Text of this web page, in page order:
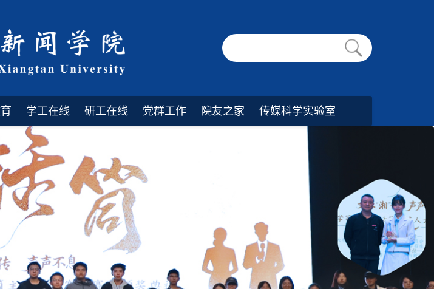
学工在线 研工在线 党群工作 院友之家 传媒科学实验室